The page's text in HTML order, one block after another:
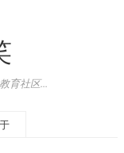
育社区...